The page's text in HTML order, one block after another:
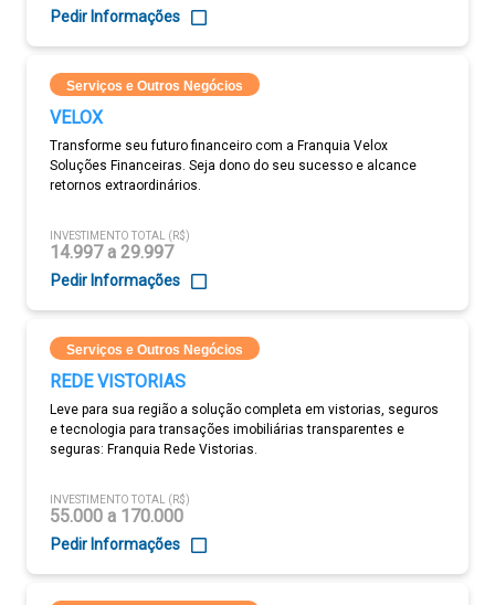
Pedir Informações
Serviços e Outros Negócios
VELOX
Transforme seu futuro financeiro com a Franquia Velox
Soluções Financeiras. Seja dono do seu sucesso e alcance
retornos extraordinários.
INVESTIMENTO TOTAL (R$)
14.997 a 29.997
Pedir Informações
Serviços e Outros Negócios
REDE VISTORIAS
Leve para sua região a solução completa em vistorias, seguros
e tecnologia para transações imobiliárias transparentes e
seguras: Franquia Rede Vistorias.
INVESTIMENTO TOTAL (R$)
55.000 a 170.000
Pedir Informações